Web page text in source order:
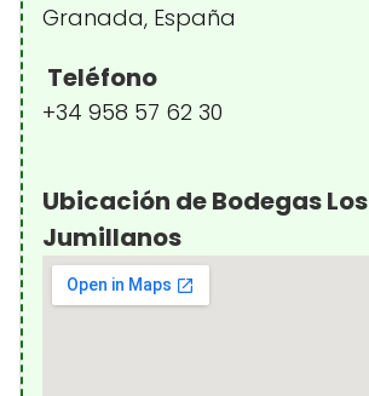
Granada, España
Teléfono
+34 958 57 62 30
Ubicación de Bodegas Los
Jumillanos